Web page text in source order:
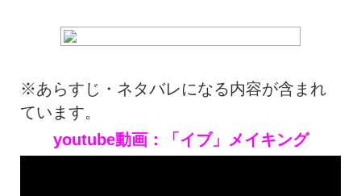
※あらすじ・ネタバレになる内容が含まれ
ています。
youtube動画：「イブ」メイキング